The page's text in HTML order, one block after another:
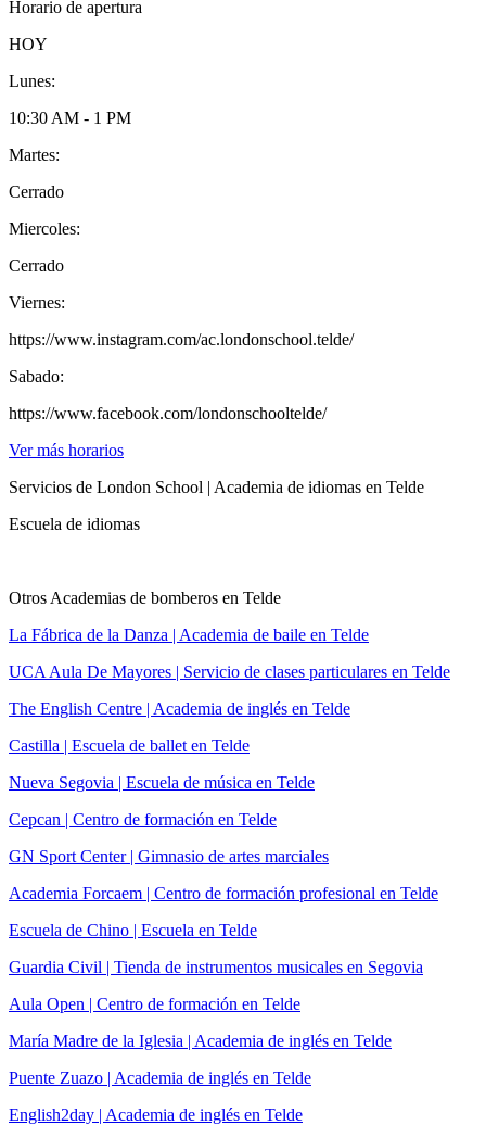
Horario de apertura
HOY
Lunes:
10:30 AM - 1 PM
Martes:
Cerrado
Miercoles:
Cerrado
Viernes:
https://www.instagram.com/ac.londonschool.telde/
Sabado:
https://www.facebook.com/londonschooltelde/
Ver más horarios
Servicios de London School | Academia de idiomas en Telde
Escuela de idiomas
Otros Academias de bomberos en Telde
La Fábrica de la Danza | Academia de baile en Telde
UCA Aula De Mayores | Servicio de clases particulares en Telde
The English Centre | Academia de inglés en Telde
Castilla | Escuela de ballet en Telde
Nueva Segovia | Escuela de música en Telde
Cepcan | Centro de formación en Telde
GN Sport Center | Gimnasio de artes marciales
Academia Forcaem | Centro de formación profesional en Telde
Escuela de Chino | Escuela en Telde
Guardia Civil | Tienda de instrumentos musicales en Segovia
Aula Open | Centro de formación en Telde
María Madre de la Iglesia | Academia de inglés en Telde
Puente Zuazo | Academia de inglés en Telde
English2day | Academia de inglés en Telde